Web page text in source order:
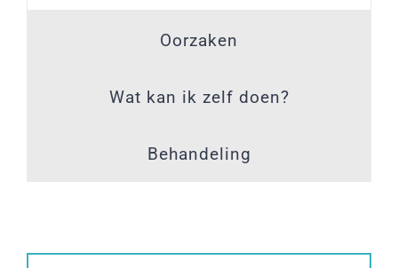
Oorzaken
Wat kan ik zelf doen?
Behandeling